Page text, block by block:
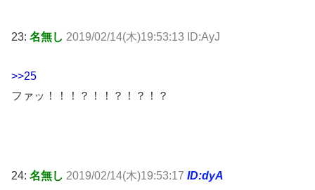
23: 名無し 2019/02/14(木)19:53:13 ID:AyJ
>>25
ファッ！！！？！！？！？！？
24: 名無し 2019/02/14(木)19:53:17 ID:dyA